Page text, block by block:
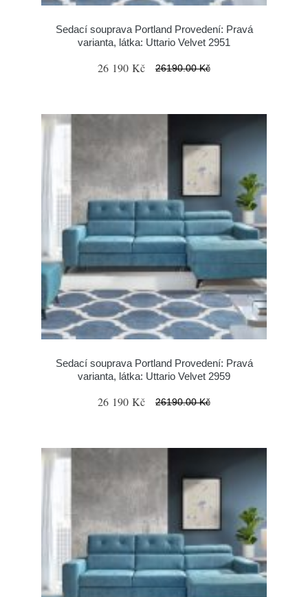
Sedací souprava Portland Provedení: Pravá
varianta, látka: Uttario Velvet 2951
26 190 Kč 26190.00 Kč
Sedací souprava Portland Provedení: Pravá
varianta, látka: Uttario Velvet 2959
26 190 Kč 26190.00 Kč